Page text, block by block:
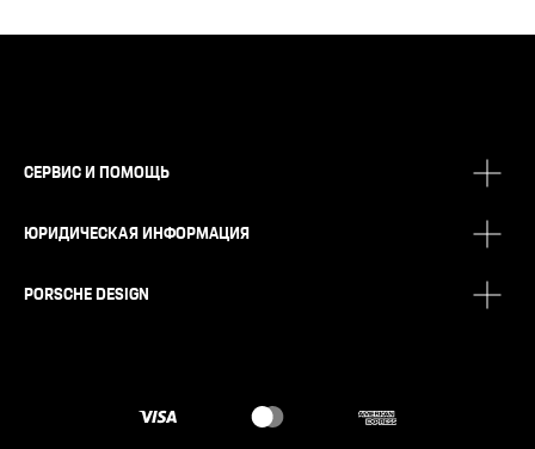
СЕРВИС И ПОМОЩЬ
ЮРИДИЧЕСКАЯ ИНФОРМАЦИЯ
PORSCHE DESIGN